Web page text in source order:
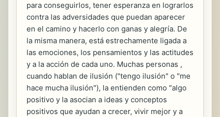
para conseguirlos, tener esperanza en lograrlos
contra las adversidades que puedan aparecer
en el camino y hacerlo con ganas y alegría. De
la misma manera, está estrechamente ligada a
las emociones, los pensamientos y las actitudes
y a la acción de cada uno. Muchas personas ,
cuando hablan de ilusión ("tengo ilusión" o "me
hace mucha ilusión"), la entienden como "algo
positivo y la asocian a ideas y conceptos
positivos que ayudan a crecer, vivir mejor y a